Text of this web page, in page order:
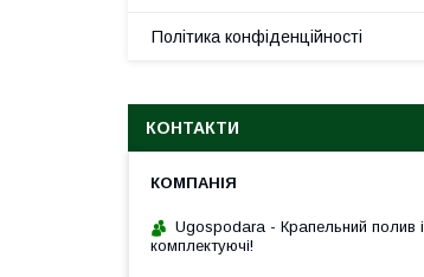
Політика конфіденційності
КОНТАКТИ
Ugospodara - Крапельний полив і
комплектуючі!